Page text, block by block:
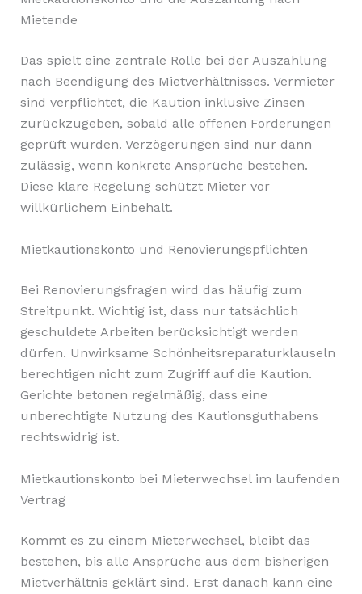
Mietende
Das spielt eine zentrale Rolle bei der Auszahlung
nach Beendigung des Mietverhältnisses. Vermieter
sind verpflichtet, die Kaution inklusive Zinsen
zurückzugeben, sobald alle offenen Forderungen
geprüft wurden. Verzögerungen sind nur dann
zulässig, wenn konkrete Ansprüche bestehen.
Diese klare Regelung schützt Mieter vor
willkürlichem Einbehalt.
Mietkautionskonto und Renovierungspflichten
Bei Renovierungsfragen wird das häufig zum
Streitpunkt. Wichtig ist, dass nur tatsächlich
geschuldete Arbeiten berücksichtigt werden
dürfen. Unwirksame Schönheitsreparaturklauseln
berechtigen nicht zum Zugriff auf die Kaution.
Gerichte betonen regelmäßig, dass eine
unberechtigte Nutzung des Kautionsguthabens
rechtswidrig ist.
Mietkautionskonto bei Mieterwechsel im laufenden
Vertrag
Kommt es zu einem Mieterwechsel, bleibt das
bestehen, bis alle Ansprüche aus dem bisherigen
Mietverhältnis geklärt sind. Erst danach kann eine